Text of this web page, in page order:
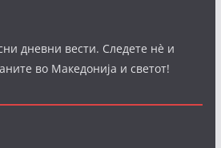
дневни вести. Следете нè и
во Македонија и светот!